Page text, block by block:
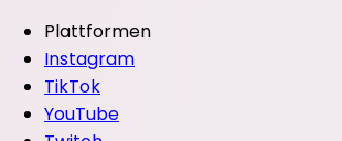
Plattformen
Instagram
TikTok
YouTube